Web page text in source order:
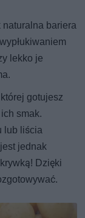
naturalna bariera
lekko je
gotujesz
smak.
lub liścia
jednak
Dzięki